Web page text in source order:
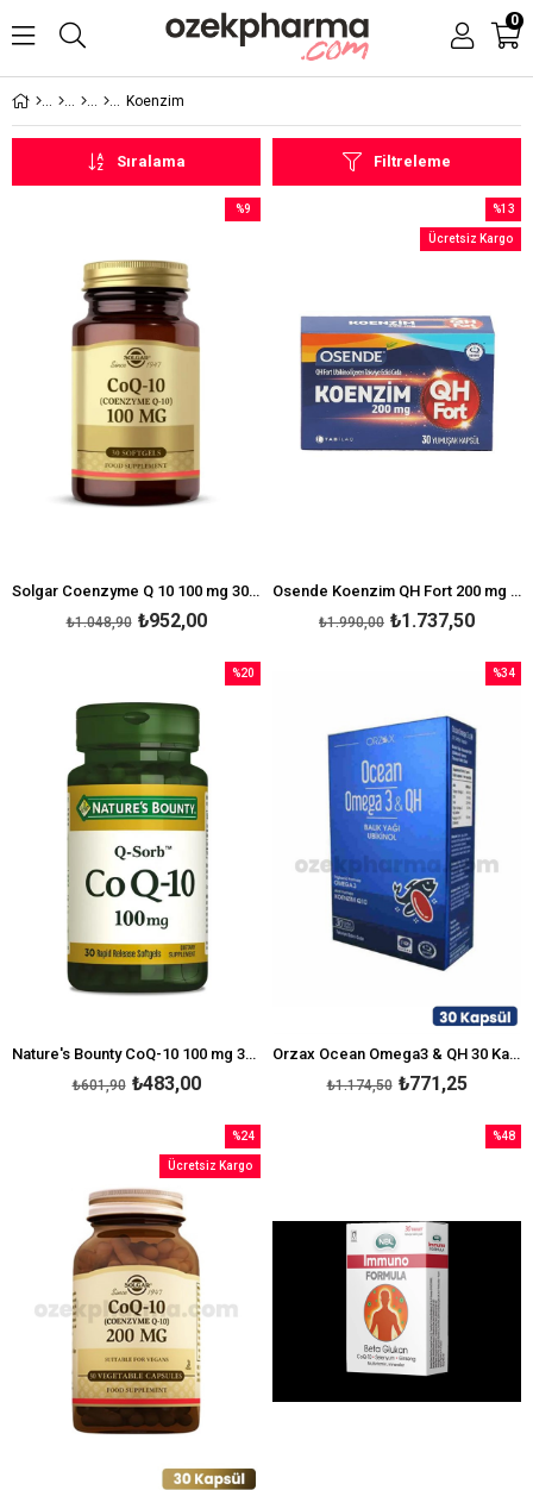
0
Koenzim
Filtreleme
Sıralama
Solgar Coenzyme Q 10 100 mg 30 Softgel
₺952,00
₺1.048,90
%9
Osende Koenzim QH Fort 200 mg 30 Kapsül
₺1.737,50
₺1.990,00
%13
İndirim
Ücretsiz Kargo
Nature's Bounty CoQ-10 100 mg 30 Softgels
₺483,00
₺601,90
%20
Orzax Ocean Omega3 & QH 30 Kapsül
₺771,25
₺1.174,50
%34
%24
İndirim
Ücretsiz Kargo
%48